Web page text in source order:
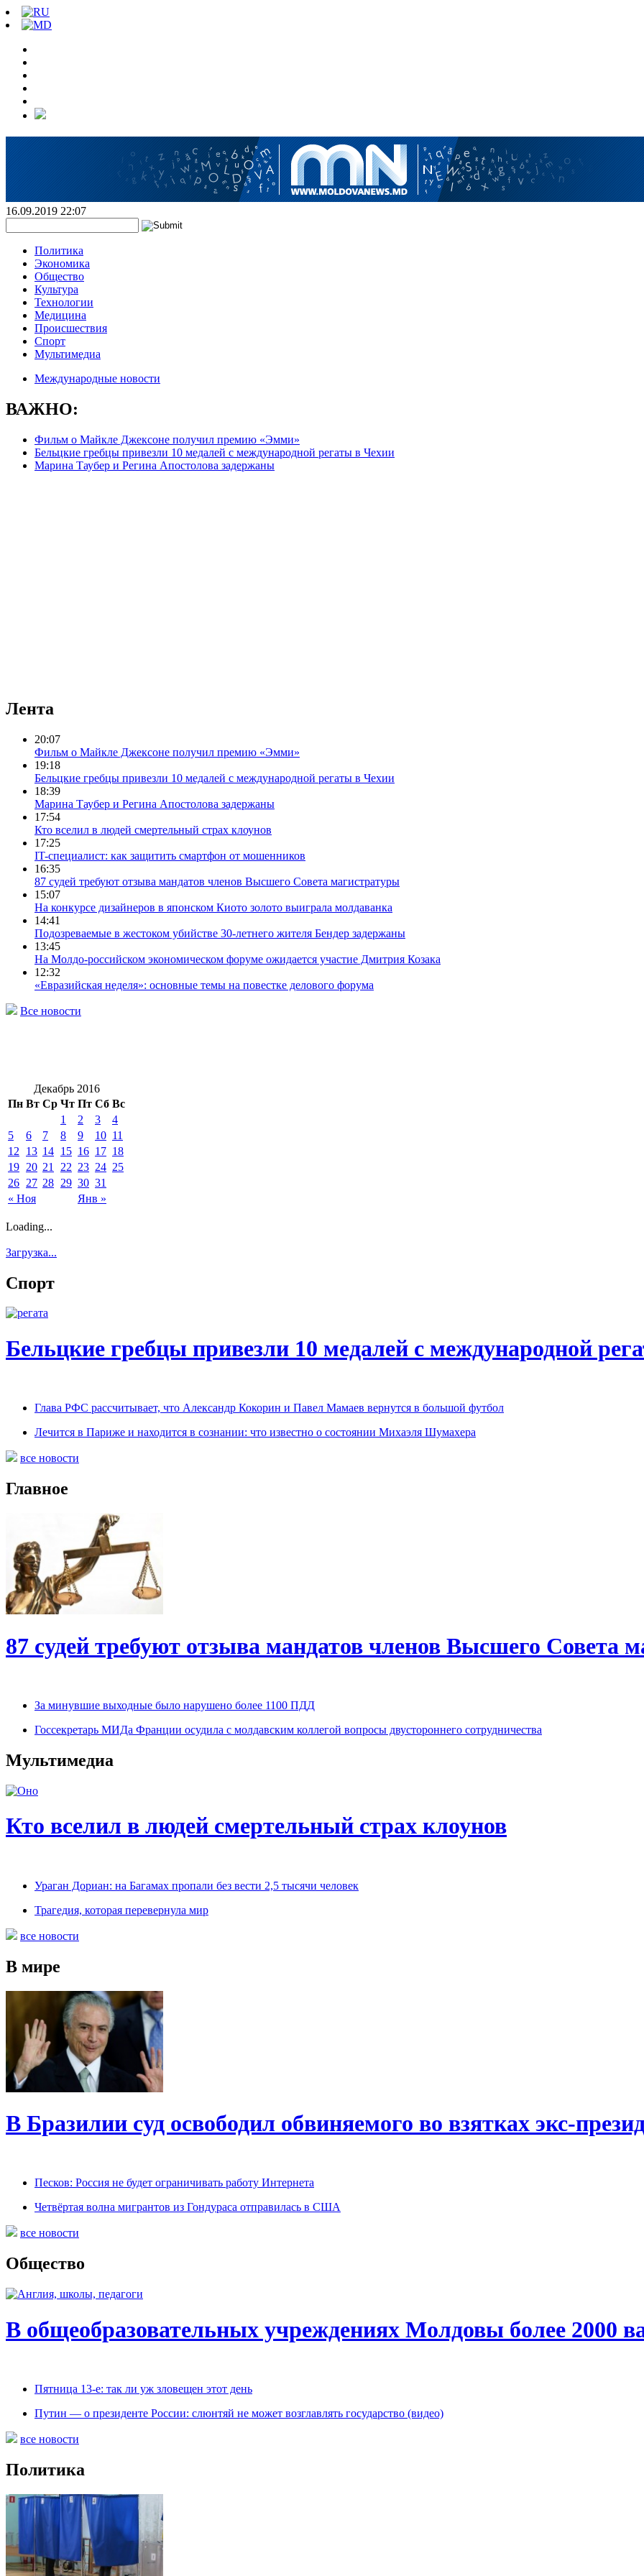
16.09.2019 22:07
Политика
Экономика
Общество
Культура
Технологии
Медицина
Происшествия
Спорт
Мультимедиа
Международные новости
ВАЖНО:
Фильм о Майкле Джексоне получил премию «Эмми»
Бельцкие гребцы привезли 10 медалей с международной регаты в Чехии
Марина Таубер и Регина Апостолова задержаны
Лента
20:07
Фильм о Майкле Джексоне получил премию «Эмми»
19:18
Бельцкие гребцы привезли 10 медалей с международной регаты в Чехии
18:39
Марина Таубер и Регина Апостолова задержаны
17:54
Кто вселил в людей смертельный страх клоунов
17:25
IT-специалист: как защитить смартфон от мошенников
16:35
87 судей требуют отзыва мандатов членов Высшего Совета магистратуры
15:07
На конкурсе дизайнеров в японском Киото золото выиграла молдаванка
14:41
Подозреваемые в жестоком убийстве 30-летнего жителя Бендер задержаны
13:45
На Молдо-российском экономическом форуме ожидается участие Дмитрия Козака
12:32
«Евразийская неделя»: основные темы на повестке делового форума
Все новости
Декабрь 2016
Пн Вт Ср Чт Пт Сб Вс
« Ноя Янв »
1 2 3
4
5
6 7 8 9 10 11
12
13 14 15 16 17 18
19 20 21 22 23 24 25
26 27 28 29 30 31
Loading...
Загрузка...
Спорт
Бельцкие гребцы привезли 10 медалей с международной
Глава РФС рассчитывает, что Александр Кокорин и Павел Мамаев вернутся в большой футбол
Лечится в Париже и находится в сознании: что известно о состоянии Михаэля Шумахера
все новости
Главное
87 судей требуют отзыва мандатов членов Высшего Совета
За минувшие выходные было нарушено более 1100 ПДД
Госсекретарь МИДа Франции осудила с молдавским коллегой вопросы двустороннего сотрудничества
Мультимедиа
Кто вселил в людей смертельный страх клоунов
Ураган Дориан: на Багамах пропали без вести 2,5 тысячи человек
Трагедия, которая перевернула мир
все новости
В мире
В Бразилии суд освободил обвиняемого во взятках экс-
Песков: Россия не будет ограничивать работу Интернета
Четвёртая волна мигрантов из Гондураса отправилась в США
все новости
Общество
В общеобразовательных учреждениях Молдовы более 2000
Пятница 13-е: так ли уж зловещен этот день
Путин — о президенте России: слюнтяй не может возглавлять государство (видео)
все новости
Политика